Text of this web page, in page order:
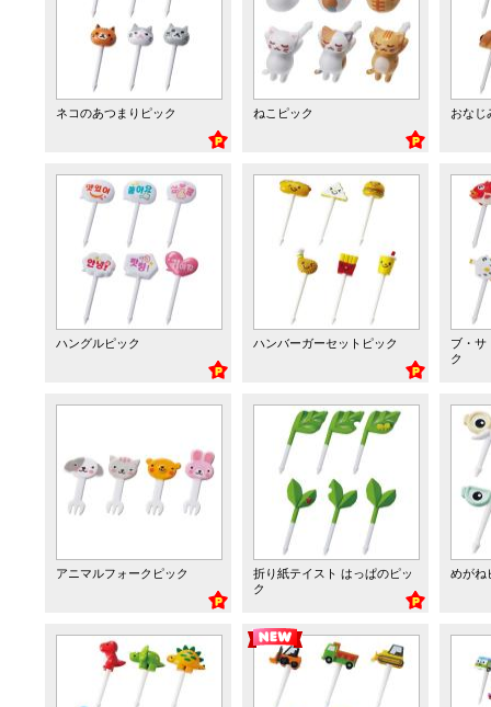
ネコのあつまりピック ねこピック おなじ
ハングルピック ハンバーガーセットピック
ブ・サ
ク
アニマルフォークピック
折り紙テイスト はっぱのピッ
ク
めがね